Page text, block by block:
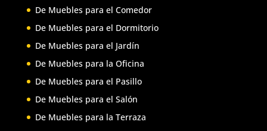
De Muebles para el Comedor
De Muebles para el Dormitorio
De Muebles para el Jardín
De Muebles para la Oficina
De Muebles para el Pasillo
De Muebles para el Salón
De Muebles para la Terraza